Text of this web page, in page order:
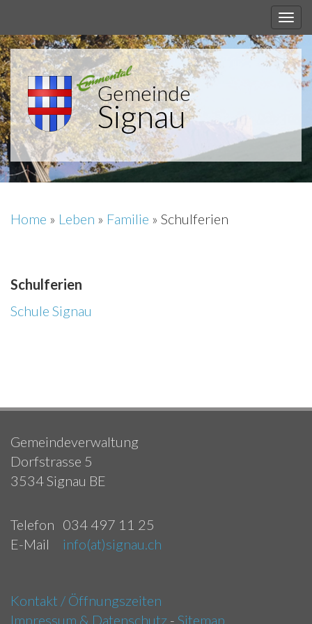
Gemeinde
Signau
Home » Leben » Familie » Schulferien
Schulferien
Schule Signau
Gemeindeverwaltung
Dorfstrasse 5
3534 Signau BE
Telefon 034 497 11 25
E-Mail
info(at)signau.ch
Kontakt / Öffnungszeiten
Impressum & Datenschutz - Sitemap